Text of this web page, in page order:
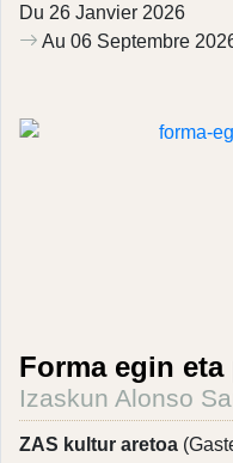
Du 26 Janvier 2026
Au 06 Septembre
Forma egin eta
Izaskun Alonso
ZAS kultur aretoa